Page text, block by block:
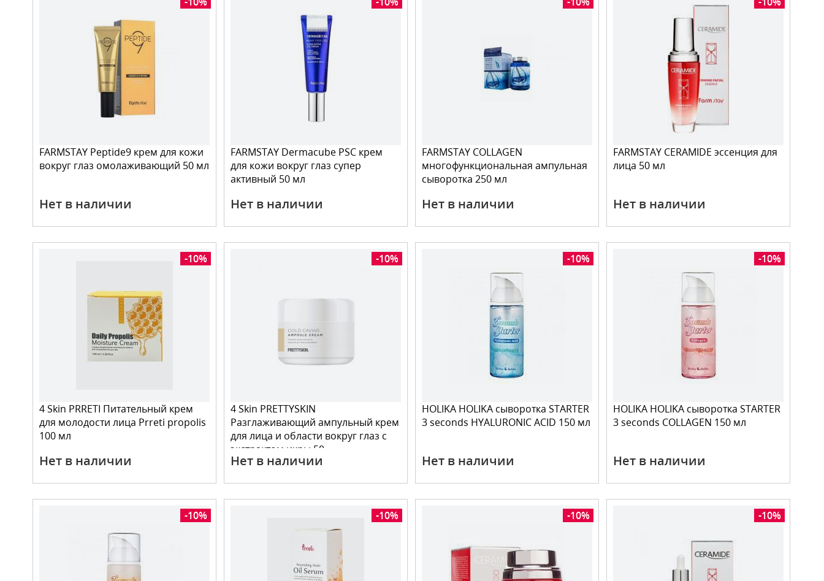
FARMSTAY Peptide9 крем для кожи
вокруг глаз омолаживающий 50 мл
Нет в наличии
FARMSTAY Dermacube PSC крем
для кожи вокруг глаз супер
активный 50 мл
Нет в наличии
FARMSTAY COLLAGEN
многофункциональная ампульная
сыворотка 250 мл
Нет в наличии
FARMSTAY CERAMIDE эссенция для
лица 50 мл
Нет в наличии
-10%
4 Skin PRRETI Питательный крем
для молодости лица Prreti propolis
100 мл
Нет в наличии
-10%
4 Skin PRETTYSKIN
Разглаживающий ампульный крем
для лица и области вокруг глаз с
экстрактом икры 50
Нет в наличии
-10%
HOLIKA HOLIKA сыворотка STARTER
3 seconds HYALURONIC ACID 150 мл
Нет в наличии
-10%
HOLIKA HOLIKA сыворотка STARTER
3 seconds COLLAGEN 150 мл
Нет в наличии
-10% -10% -10% -10%